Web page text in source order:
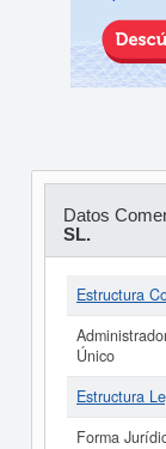
Datos
SL.
Estructura
Único
Estructura
Forma